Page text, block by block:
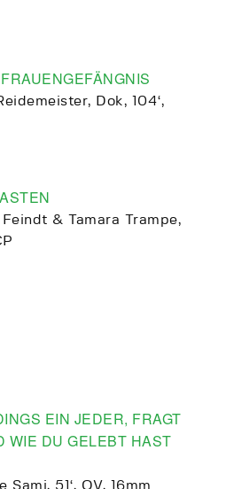
Dok, 104‘,
Feindt & Tamara Trampe,
EIN JEDER, FRAGT
WIE DU GELEBT HAST
Sami, 51‘, OV, 16mm